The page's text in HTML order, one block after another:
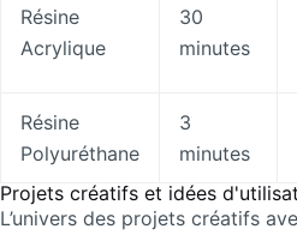
Résine
Acrylique
30
minutes
Résine
Polyuréthane
3
minutes
Projets créatifs et idées
L’univers des projets créatifs